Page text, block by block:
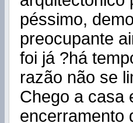
péssimo,
preocupante
foi já ?há
razão não se
Chego a casa
encerramento